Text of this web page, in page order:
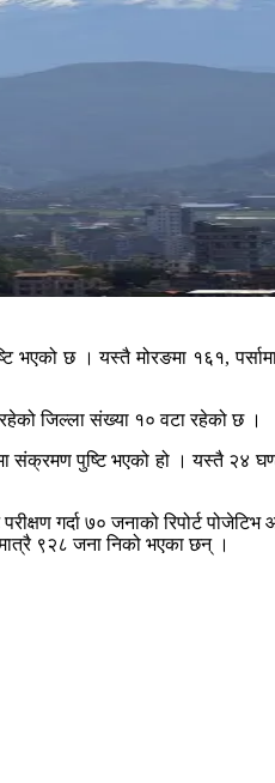
छ । यस्तै मोरङमा १६१,
जिल्ला संख्या १० वटा रहेको छ ।
पुष्टि भएको हो । यस्तै २४
गर्दा ७० जनाको रिपोर्ट
९२८ जना निको भएका छन् ।